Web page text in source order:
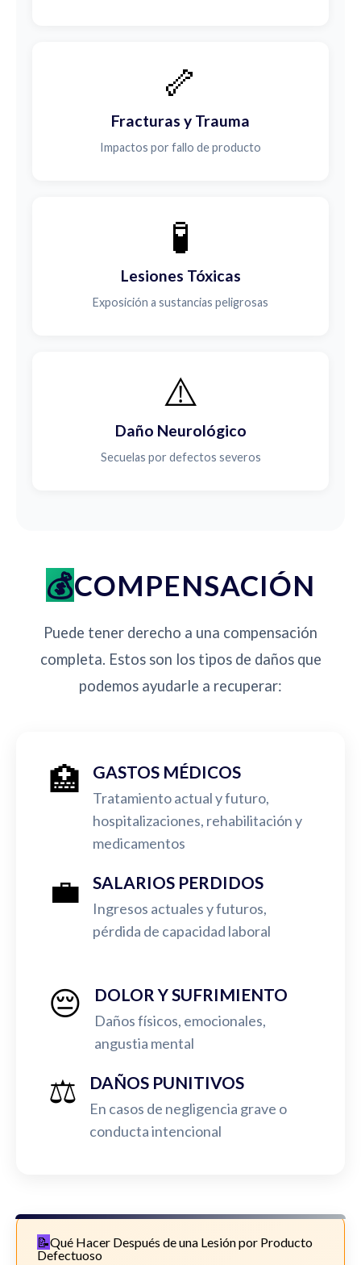
🦴
Fracturas y Trauma
Impactos por fallo de producto
🧪
Lesiones Tóxicas
Exposición a sustancias peligrosas
⚠️
Daño Neurológico
Secuelas por defectos severos
COMPENSACIÓN
Puede tener derecho a una compensación
completa. Estos son los tipos de daños que
podemos ayudarle a recuperar:
🏥 GASTOS MÉDICOS
Tratamiento actual y futuro,
hospitalizaciones, rehabilitación y
medicamentos
💼 SALARIOS PERDIDOS
Ingresos actuales y futuros,
pérdida de capacidad laboral
😔 DOLOR Y SUFRIMIENTO
Daños físicos, emocionales,
angustia mental
⚖️ DAÑOS PUNITIVOS
En casos de negligencia grave o
conducta intencional
Qué Hacer Después de una Lesión por Producto
Defectuoso